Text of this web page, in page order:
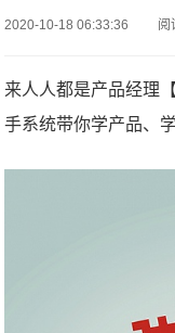
2020-10-18 06:33:36 阅
来人人都是产品经理
手系统带你学产品、学